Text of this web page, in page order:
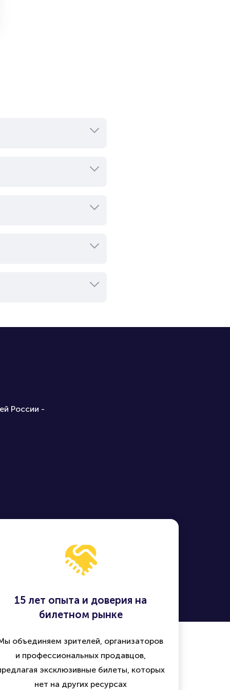
России -
15 лет опыта и доверия на
билетном рынке
объединяем зрителей, организаторов
и профессиональных продавцов,
эксклюзивные билеты, которых
нет на других ресурсах